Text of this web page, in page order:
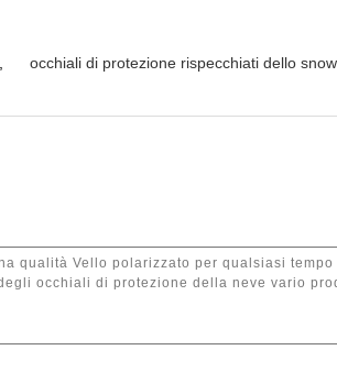
occhiali di protezione rispecchiati dello